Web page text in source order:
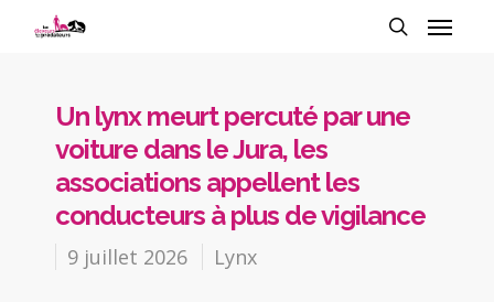
Un lynx meurt percuté par une
voiture dans le Jura, les
associations appellent les
conducteurs à plus de vigilance
9 juillet 2026 Lynx